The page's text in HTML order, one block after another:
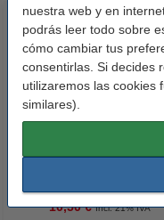
nuestra web y en
podrás leer todo sobre
cómo cambiar tus
consentirlas. Si decides
utilizaremos las cookies
similares).
10,50 € Incl. 21% IVA